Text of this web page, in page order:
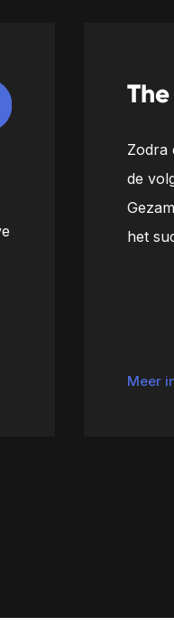
Zodra
de
het
Meer